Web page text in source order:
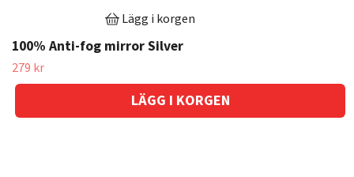
Lägg i korgen
100% Anti-fog mirror Silver
279 kr